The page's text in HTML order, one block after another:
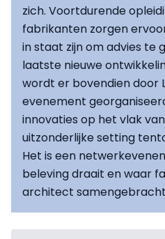
zich. Voortdurende
fabrikanten zorgen
in staat zijn om advies te
laatste nieuwe
wordt er bovendien door
evenement
innovaties op het vlak
uitzonderlijke setting
Het is een
beleving draait en waar
architect